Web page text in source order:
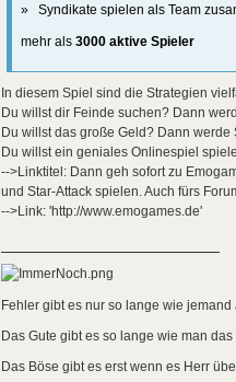
» Syndikate spielen als Team
mehr als 3000 aktive Spieler
In diesem Spiel sind die Strategien
Du willst dir Feinde suchen? Dann
Du willst das große Geld? Dann
Du willst ein geniales Onlinespiel
-->Linktitel: Dann geh sofort zu
und Star-Attack spielen. Auch fürs
-->Link: 'http://www.emogames.de'
Fehler gibt es nur so lange wie jemand
Das Gute gibt es so lange wie man
Das Böse gibt es erst wenn es Herr